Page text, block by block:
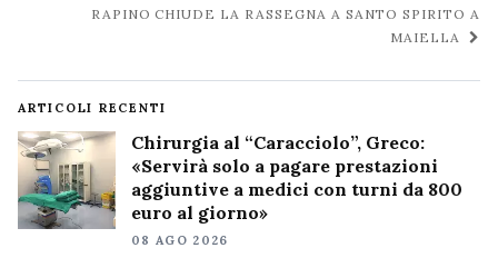
RAPINO CHIUDE LA RASSEGNA A SANTO SPIRITO A
MAIELLA
ARTICOLI RECENTI
Chirurgia al “Caracciolo”, Greco:
«Servirà solo a pagare prestazioni
aggiuntive a medici con turni da 800
euro al giorno»
08 AGO 2026